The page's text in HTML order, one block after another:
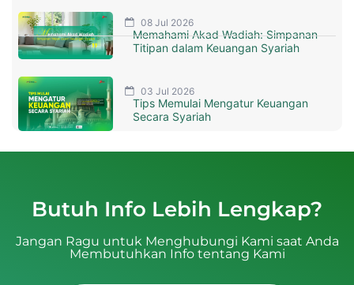
08 Jul 2026
Memahami Akad Wadiah: Simpanan
Titipan dalam Keuangan Syariah
03 Jul 2026
Tips Memulai Mengatur Keuangan
Secara Syariah
Butuh Info Lebih Lengkap?
Jangan Ragu untuk Menghubungi Kami saat Anda
Membutuhkan Info tentang Kami